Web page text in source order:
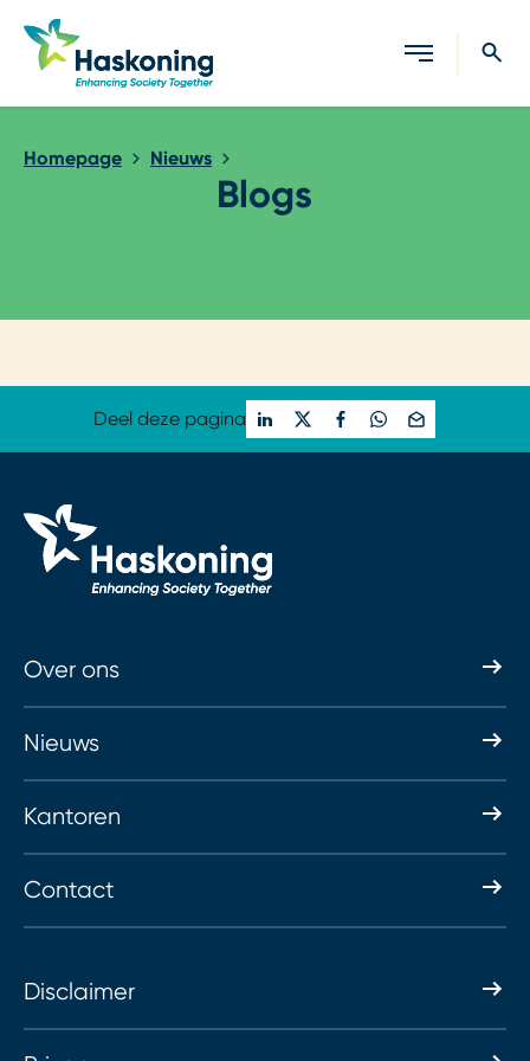
Sluiten
Homepage Nieuws
Blogs
Deel deze pagina
Over ons
Nieuws
Kantoren
Contact
Disclaimer